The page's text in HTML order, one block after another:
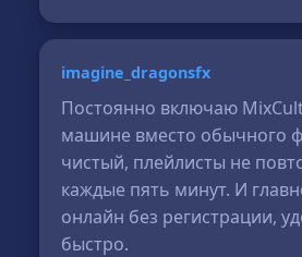
imagine_dragonsfx
Постоянно включаю
машине вместо обычного
чистый, плейлисты не
каждые пять минут. И
онлайн без регистрации,
быстро.